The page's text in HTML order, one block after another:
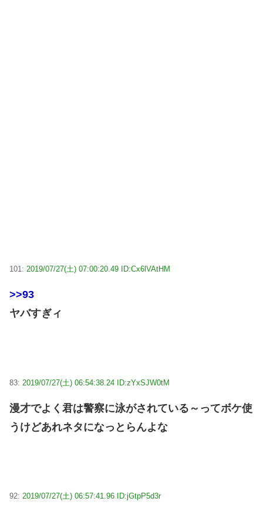
101: 2019/07/27(土) 07:00:20.49 ID:Cx6lVAtHM
>>93
ヤバすぎィ
83: 2019/07/27(土) 06:54:38.24 ID:zYxSJW0tM
漫才でよく君は警察に泳がされている～ってボケ使
うけどあれネタになっとらんよな
92: 2019/07/27(土) 06:57:41.96 ID:jGtpP5d3r